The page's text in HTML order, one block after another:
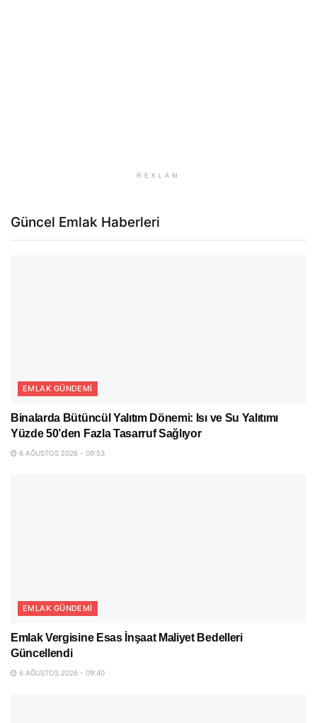
REKLAM
Güncel Emlak Haberleri
EMLAK GÜNDEMI
Binalarda Bütüncül Yalıtım Dönemi: Isı ve Su Yalıtımı
Yüzde 50’den Fazla Tasarruf Sağlıyor
6 AĞUSTOS 2026 - 09:53
EMLAK GÜNDEMI
Emlak Vergisine Esas İnşaat Maliyet Bedelleri
Güncellendi
6 AĞUSTOS 2026 - 09:40